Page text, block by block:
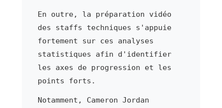
En outre, la préparation vidéo
des staffs techniques s'appuie
fortement sur ces analyses
statistiques afin d'identifier
les axes de progression et les
points forts.
Notamment, Cameron Jordan